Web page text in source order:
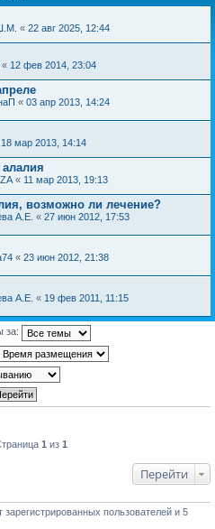
« 22 авг 2025, 12:44
« 12 фев 2014, 23:04
« 03 апр 2013, 14:24
18 мар 2013, 14:14
« 11 мар 2013, 19:13
возможно ли лечение?
А.Е. « 27 июн 2012, 17:53
« 23 июн 2012, 21:38
А.Е. « 19 фев 2011, 11:15
за:
1 из 1
Перейти
пользователей и 5